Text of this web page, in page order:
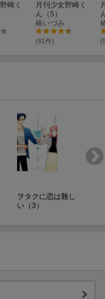
崎く
月刊少女野崎く
ん（5）
椿いづみ
(61件)
ヲタクに恋は難し
い（3）